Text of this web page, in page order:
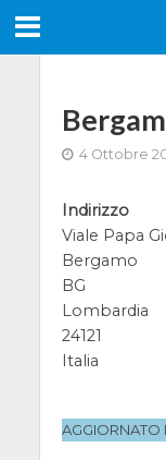
4 Ottobre
Indirizzo
Viale Papa
Bergamo
BG
Lombardia
24121
Italia
AGGIORNATO